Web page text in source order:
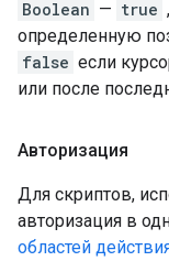
Boolean — true
определенную
false если
или после
Авторизация
Для скриптов,
авторизация в
областей